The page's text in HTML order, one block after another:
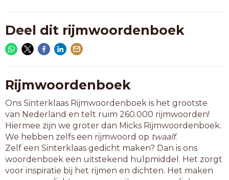
gedrag
gelach
goelag
jetlag
lesdag
ligdag
losdag
mandag
meidag
middag
miszag
naslag
Deel dit rijmwoordenboek
Rijmwoordenboek
Ons Sinterklaas Rijmwoordenboek is het grootste
van Nederland en telt ruim 260.000 rijmwoorden!
Hiermee zijn we groter dan Micks Rijmwoordenboek.
We hebben zelfs een rijmwoord op twaalf.
Zelf een Sinterklaas gedicht maken? Dan is ons
woordenboek een uitstekend hulpmiddel. Het zorgt
voor inspiratie bij het rijmen en dichten. Het maken